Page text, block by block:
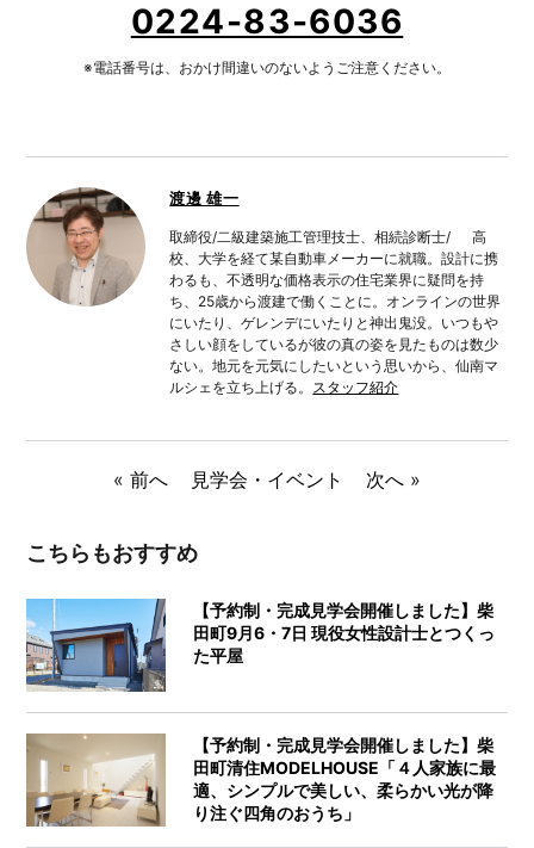
0224-83-6036
※電話番号は、おかけ間違いのないようご注意ください。
渡邊 雄一
取締役/二級建築施工管理技士、相続診断士/ 高
校、大学を経て某自動車メーカーに就職。設計に携
わるも、不透明な価格表示の住宅業界に疑問を持
ち、25歳から渡建で働くことに。オンラインの世界
にいたり、ゲレンデにいたりと神出鬼没。いつもや
さしい顔をしているが彼の真の姿を見たものは数少
ない。地元を元気にしたいという思いから、仙南マ
ルシェを立ち上げる。 スタッフ紹介
« 前へ 見学会・イベント 次へ »
こちらもおすすめ
【予約制・完成見学会開催しました】柴
田町9月6・7日 現役女性設計士とつくっ
た平屋
【予約制・完成見学会開催しました】柴
田町清住MODELHOUSE「４人家族に最
適、シンプルで美しい、柔らかい光が降
り注ぐ四角のおうち」